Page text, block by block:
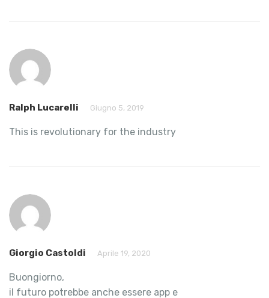
Ralph Lucarelli Giugno 5, 2019
This is revolutionary for the industry
Giorgio Castoldi Aprile 19, 2020
Buongiorno,
il futuro potrebbe anche essere app e